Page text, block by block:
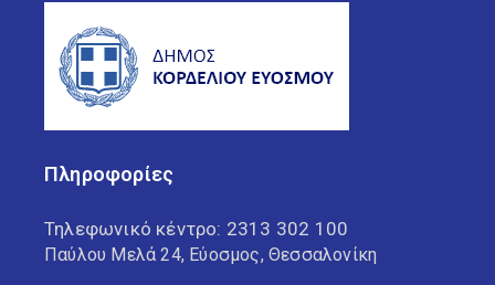
Πληροφορίες
Τηλεφωνικό κέντρο: 2313 302 100
Παύλου Μελά 24, Εύοσμος, Θεσσαλονίκη